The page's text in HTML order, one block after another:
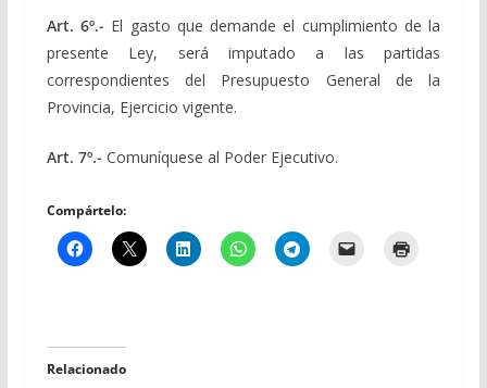
Art. 6º.- El gasto que demande el cumplimiento de la
presente Ley, será imputado a las partidas
correspondientes del Presupuesto General de la
Provincia, Ejercicio vigente.
Art. 7º.- Comuníquese al Poder Ejecutivo.
Compártelo:
Relacionado